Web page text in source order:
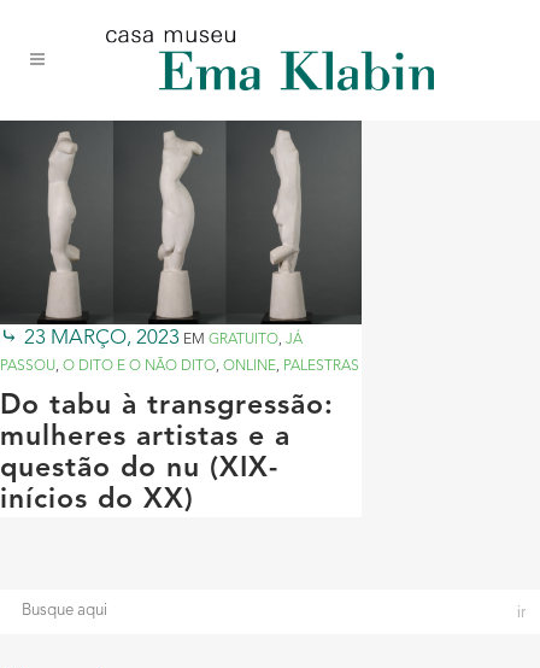
conteúdo
navegação
site
23 MARÇO, 2023 EM GRATUITO, JÁ
PASSOU, O DITO E O NÃO DITO, ONLINE, PALESTRAS
Do tabu à transgressão:
mulheres artistas e a
questão do nu (XIX-
inícios do XX)